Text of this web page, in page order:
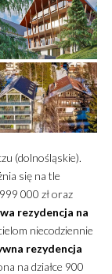
(dolnośląskie).
się na tle
000 zł oraz
rezydencja na
niecodziennie
rezydencja
na działce 900